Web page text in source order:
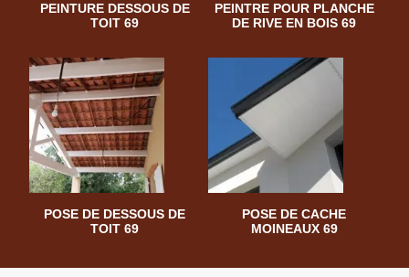
PEINTURE DESSOUS DE
TOIT 69
PEINTRE POUR PLANCHE
DE RIVE EN BOIS 69
POSE DE DESSOUS DE
TOIT 69
POSE DE CACHE
MOINEAUX 69